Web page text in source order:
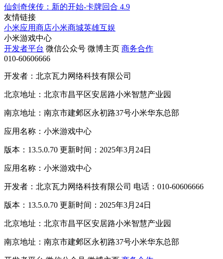
仙剑奇侠传：新的开始-卡牌回合 4.9
友情链接
小米应用商店小米商城英雄互娱
小米游戏中心
开发者平台 微信公众号 微博主页 商务合作
010-60606666
开发者：北京瓦力网络科技有限公司
北京地址：北京市昌平区安居路小米智慧产业园
南京地址：南京市建邺区永初路37号小米华东总部
应用名称：小米游戏中心
版本：13.5.0.70 更新时间：2025年3月24日
应用名称：小米游戏中心
开发者：北京瓦力网络科技有限公司 电话：010-60606666
版本：13.5.0.70 更新时间：2025年3月24日
北京地址：北京市昌平区安居路小米智慧产业园
南京地址：南京市建邺区永初路37号小米华东总部